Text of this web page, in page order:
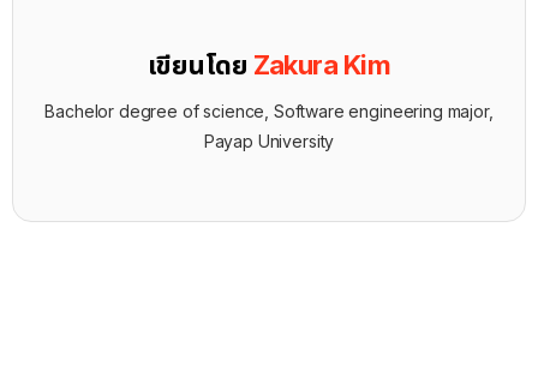
เขียนโดย Zakura Kim
Bachelor degree of science, Software engineering major,
Payap University